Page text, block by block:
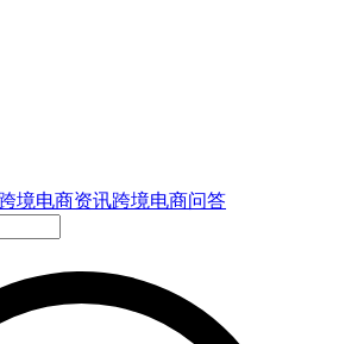
跨境电商资讯跨境电商问答